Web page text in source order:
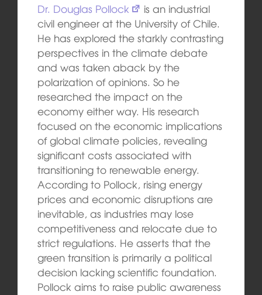
Dr. Douglas Pollock
is an industrial
civil engineer at the University of Chile.
He has explored the starkly contrasting
perspectives in the climate debate
and was taken aback by the
polarization of opinions. So he
researched the impact on the
economy either way. His research
focused on the economic implications
of global climate policies, revealing
significant costs associated with
transitioning to renewable energy.
According to Pollock, rising energy
prices and economic disruptions are
inevitable, as industries may lose
competitiveness and relocate due to
strict regulations. He asserts that the
green transition is primarily a political
decision lacking scientific foundation.
Pollock aims to raise public awareness